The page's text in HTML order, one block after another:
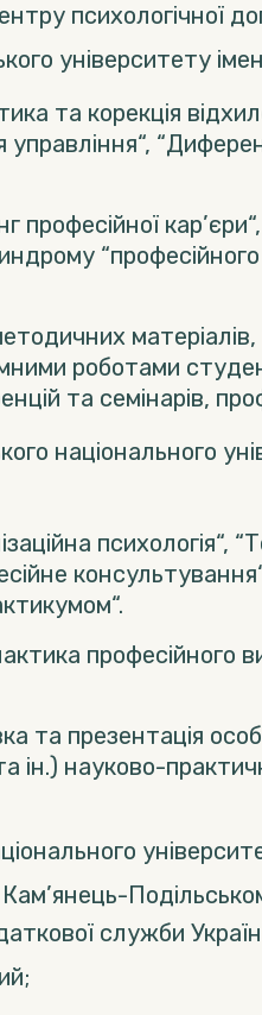
психологічної
університету
та корекція
управління“,
матеріалів,
роботами
та семінарів,
національного
психологія“,
професійного
та презентація
ін.) науково-
служби